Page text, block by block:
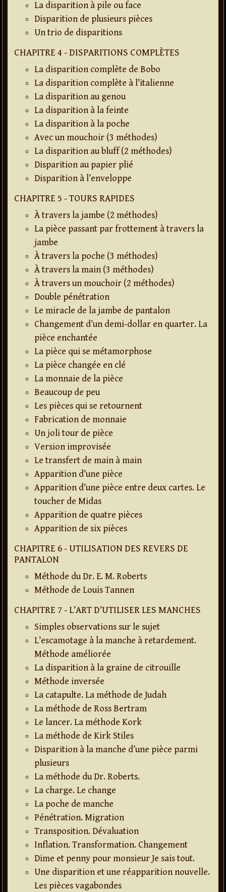
La disparition à pile ou face
Disparition de plusieurs pièces
Un trio de disparitions
CHAPITRE 4 - DISPARITIONS COMPLÈTES
La disparition complète de Bobo
La disparition complète à l’italienne
La disparition au genou
La disparition à la feinte
La disparition à la poche
Avec un mouchoir (3 méthodes)
La disparition au bluff (2 méthodes)
Disparition au papier plié
Disparition à l’enveloppe
CHAPITRE 5 - TOURS RAPIDES
À travers la jambe (2 méthodes)
La pièce passant par frottement à travers la
jambe
À travers la poche (3 méthodes)
À travers la main (3 méthodes)
À travers un mouchoir (2 méthodes)
Double pénétration
Le miracle de la jambe de pantalon
Changement d’un demi-dollar en quarter. La
pièce enchantée
La pièce qui se métamorphose
La pièce changée en clé
La monnaie de la pièce
Beaucoup de peu
Les pièces qui se retournent
Fabrication de monnaie
Un joli tour de pièce
Version improvisée
Le transfert de main à main
Apparition d’une pièce
Apparition d’une pièce entre deux cartes. Le
toucher de Midas
Apparition de quatre pièces
Apparition de six pièces
CHAPITRE 6 - UTILISATION DES REVERS DE
PANTALON
Méthode du Dr. E. M. Roberts
Méthode de Louis Tannen
CHAPITRE 7 - L’ART D’UTILISER LES MANCHES
Simples observations sur le sujet
L’escamotage à la manche à retardement.
Méthode améliorée
La disparition à la graine de citrouille
Méthode inversée
La catapulte. La méthode de Judah
La méthode de Ross Bertram
Le lancer. La méthode Kork
La méthode de Kirk Stiles
Disparition à la manche d’une pièce parmi
plusieurs
La méthode du Dr. Roberts.
La charge. Le change
La poche de manche
Pénétration. Migration
Transposition. Dévaluation
Inflation. Transformation. Changement
Dime et penny pour monsieur Je sais tout.
Une disparition et une réapparition nouvelle.
Les pièces vagabondes